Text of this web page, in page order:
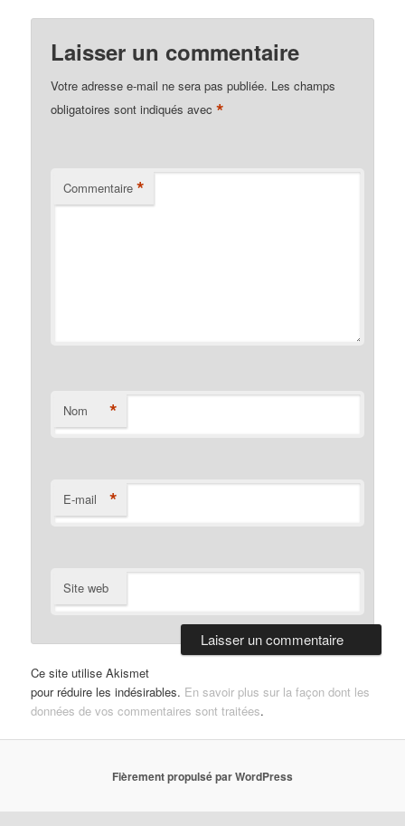
Laisser un commentaire
Votre adresse e-mail ne sera pas publiée. Les champs
obligatoires sont indiqués avec*
Commentaire *
Nom *
E-mail *
Site web
Ce site utilise Akismet
pour réduire les indésirables. En savoir plus sur la façon dont les
données de vos commentaires sont traitées.
Fièrement propulsé par WordPress